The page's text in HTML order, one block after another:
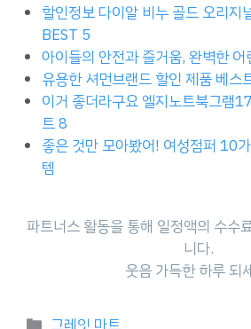
할인정보 다이알 비누 골드 오리지
BEST 5
아이들의 안전과 즐거움, 완벽한
유용한 셔먼브랜드 할인 제품 베스
이거 좋더라구요 엘지노트북그램
트 8
좋은 것만 모아봤어! 여성점퍼 10
템
파트너스 활동을 통해 일정액의 수수
니다.
웃음 가득한 하루 되
Categories